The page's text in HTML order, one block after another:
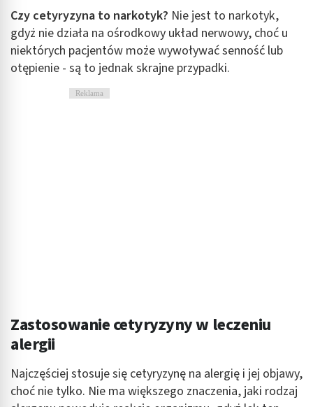
Czy cetyryzyna to narkotyk? Nie jest to narkotyk,
gdyż nie działa na ośrodkowy układ nerwowy, choć u
niektórych pacjentów może wywoływać senność lub
otępienie - są to jednak skrajne przypadki.
Reklama
Zastosowanie cetyryzyny w leczeniu
alergii
Najczęściej stosuje się cetyryzynę na alergię i jej objawy,
choć nie tylko. Nie ma większego znaczenia, jaki rodzaj